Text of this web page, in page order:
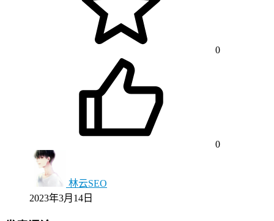
0
0
林云SEO
2023年3月14日